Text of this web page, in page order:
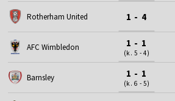
Rotherham United 1 - 4
AFC Wimbledon 1 - 1
(k. 5 - 4)
Barnsley 1 - 1
(k. 6 - 5)